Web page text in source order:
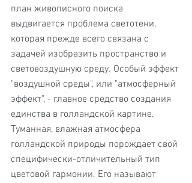
план живописного поиска
выдвигается проблема светотени,
которая прежде всего связана с
задачей изобразить пространство и
световоздушную среду. Особый эффект
"воздушной среды", или "атмосферный
эффект", - главное средство создания
единства в голландской картине.
Туманная, влажная атмосфера
голландской природы порождает свой
специфически-отличительный тип
цветовой гармонии. Его называют